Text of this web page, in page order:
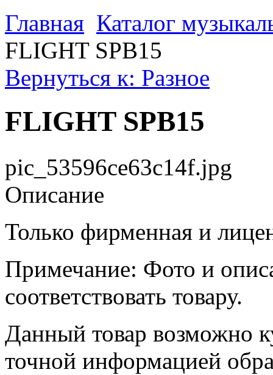
Главная Каталог
FLIGHT SPB15
Вернуться к: Разное
FLIGHT SPB15
pic_53596ce63c14f.jpg
Описание
Только фирменная и
Примечание: Фото и
соответствовать товару.
Данный товар возможно
точной информацией